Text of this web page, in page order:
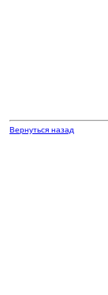
Вернуться назад